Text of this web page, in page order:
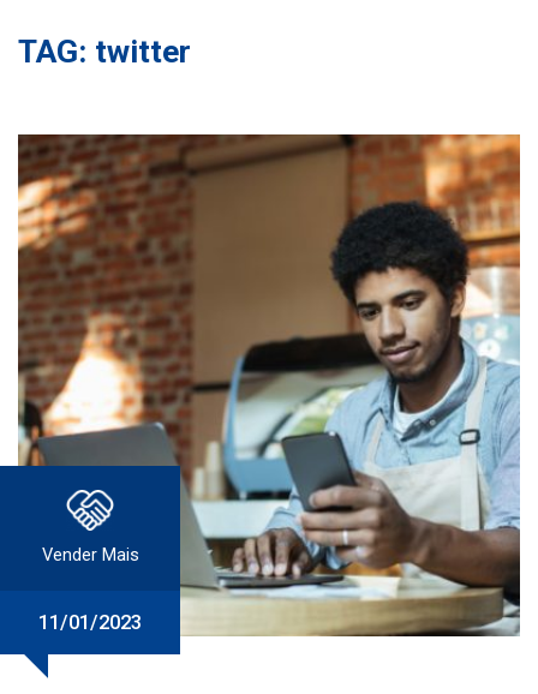
TAG: twitter
Vender Mais
11/01/2023